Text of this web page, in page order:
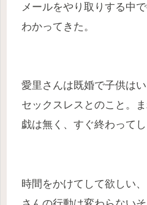
メールをやり取りする中
わかってきた。
愛里さんは既婚で子供は
セックスレスとのこと。
戯は無く、すぐ終わってし
時間をかけてして欲しい